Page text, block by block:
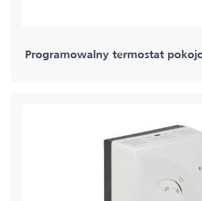
Programowalny termostat